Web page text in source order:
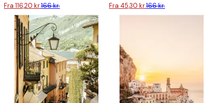
Fra 116,20 kr.166 kr. Fra 45,30 kr.166 kr.